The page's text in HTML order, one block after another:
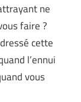
ne
faire ?
cette
l’ennui
vous